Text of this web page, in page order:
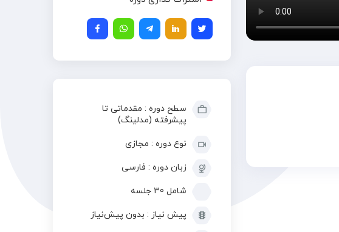
سطح دوره : مقدماتی تا
پیشرفته (مدلینگ)
نوع دوره : مجازی
زبان دوره : فارسی
شامل 30 جلسه
پیش نیاز : بدون پیش‌نیاز